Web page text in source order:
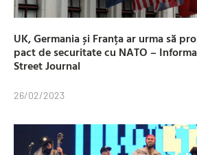
UK, Germania și Franța ar urma să
pact de securitate cu NATO –
Street Journal
26/02/2023